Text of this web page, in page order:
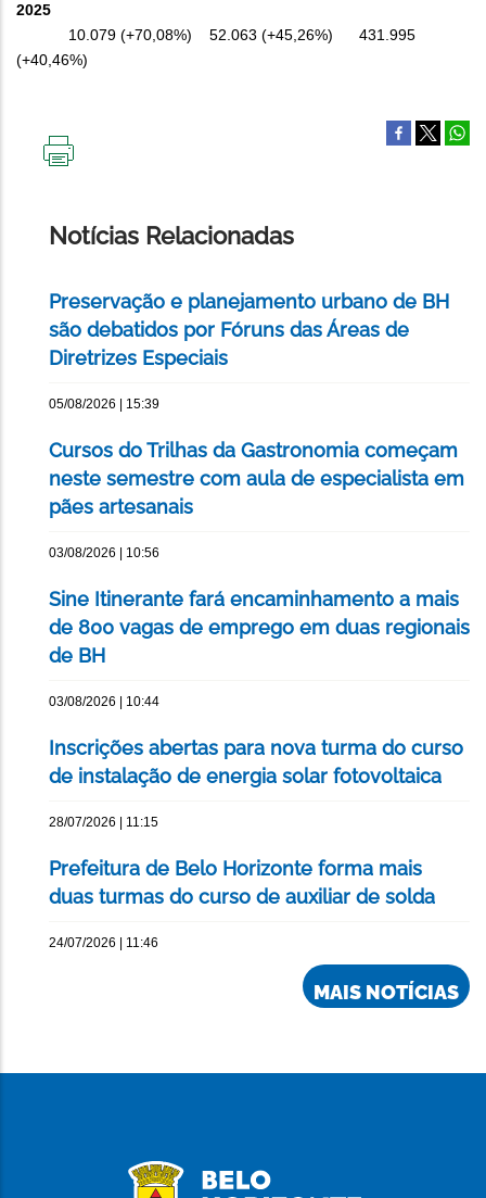
2025
10.079 (+70,08%) 52.063 (+45,26%) 431.995
(+40,46%)
Notícias Relacionadas
Preservação e planejamento urbano de BH
são debatidos por Fóruns das Áreas de
Diretrizes Especiais
05/08/2026 | 15:39
Cursos do Trilhas da Gastronomia começam
neste semestre com aula de especialista em
pães artesanais
03/08/2026 | 10:56
Sine Itinerante fará encaminhamento a mais
de 800 vagas de emprego em duas regionais
de BH
03/08/2026 | 10:44
Inscrições abertas para nova turma do curso
de instalação de energia solar fotovoltaica
28/07/2026 | 11:15
Prefeitura de Belo Horizonte forma mais
duas turmas do curso de auxiliar de solda
24/07/2026 | 11:46
MAIS NOTÍCIAS